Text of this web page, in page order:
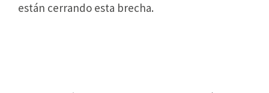
están cerrando esta brecha.